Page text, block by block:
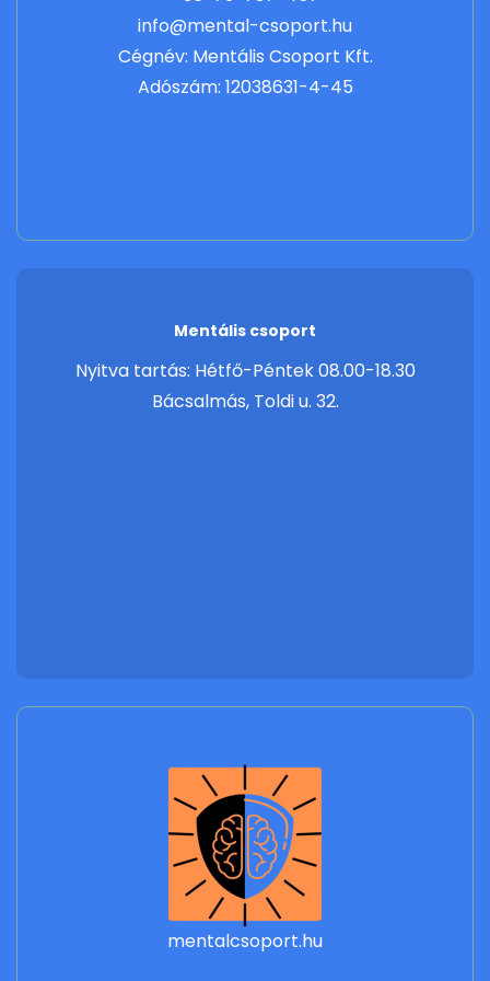
info@mental-csoport.hu
Cégnév: Mentális Csoport Kft.
Adószám: 12038631-4-45
Mentális csoport
Nyitva tartás: Hétfő-Péntek 08.00-18.30
Bácsalmás, Toldi u. 32.
mentalcsoport.hu